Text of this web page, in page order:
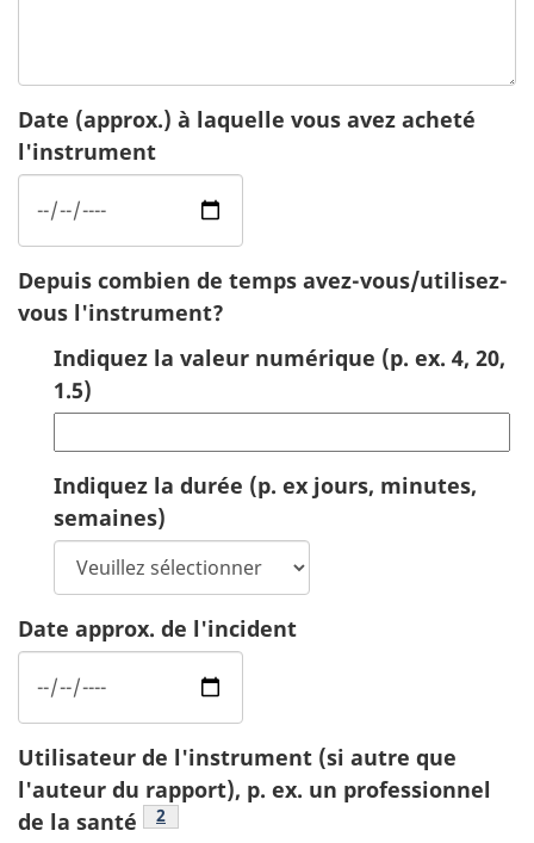
Date (approx.) à laquelle vous avez acheté
l'instrument
Depuis combien de temps avez-vous/utilisez-
vous l'instrument?
Indiquez la valeur numérique (p. ex. 4, 20,
1.5)
Indiquez la durée (p. ex jours, minutes,
semaines)
Date approx. de l'incident
Utilisateur de l'instrument (si autre que
l'auteur du rapport), p. ex. un professionnel
de la santé
Footnote
2